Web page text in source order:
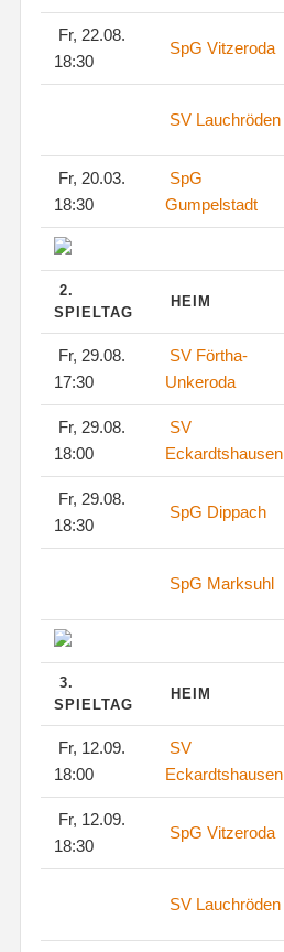
Fr, 22.08.
18:30
SpG Vitzeroda
SV Lauchröden
Fr, 20.03.
18:30
SpG
Gumpelstadt
2.
SPIELTAG
HEIM
Fr, 29.08.
17:30
SV Förtha-
Unkeroda
Fr, 29.08.
18:00
SV
Eckardtshausen
Fr, 29.08.
18:30
SpG Dippach
SpG Marksuhl
3.
SPIELTAG
HEIM
Fr, 12.09.
18:00
SV
Eckardtshausen
Fr, 12.09.
18:30
SpG Vitzeroda
SV Lauchröden